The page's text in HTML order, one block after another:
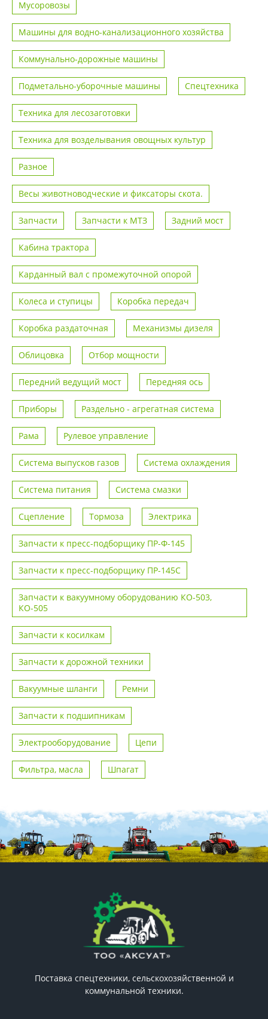
Мусоровозы
Машины для водно-канализационного хозяйства
Коммунально-дорожные машины
Подметально-уборочные машины Спецтехника
Техника для лесозаготовки
Техника для возделывания овощных культур
Разное
Весы животноводческие и фиксаторы скота.
Запчасти Запчасти к МТЗ Задний мост
Кабина трактора
Карданный вал с промежуточной опорой
Колеса и ступицы Коробка передач
Коробка раздаточная Механизмы дизеля
Облицовка Отбор мощности
Передний ведущий мост Передняя ось
Приборы Раздельно - агрегатная система
Рама Рулевое управление
Система выпусков газов Система охлаждения
Система питания Система смазки
Сцепление Тормоза Электрика
Запчасти к пресс-подборщику ПР-Ф-145
Запчасти к пресс-подборщику ПР-145С
Запчасти к вакуумному оборудованию КО-503,
КО-505
Запчасти к косилкам
Запчасти к дорожной техники
Вакуумные шланги Ремни
Запчасти к подшипникам
Электрооборудование Цепи
Фильтра, масла Шпагат
Поставка спецтехники, сельскохозяйственной и
коммунальной техники.